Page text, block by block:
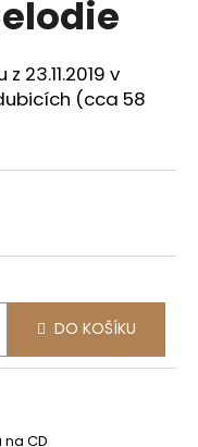
23.11.2019 v
(cca 58
DO KOŠÍKU
CD